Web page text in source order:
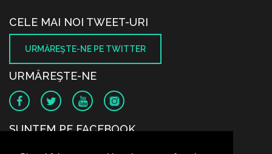
CELE MAI NOI TWEET-URI
URMĂREŞTE-NE PE TWITTER
URMĂREŞTE-NE
SUNTEM PE FACEBOOK